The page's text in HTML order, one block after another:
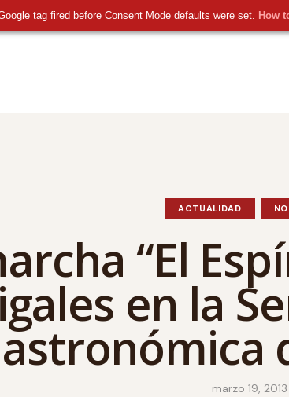
tag fired before Consent Mode defaults were set. How
ACTUALIDAD
“El
en la
marzo 19, 2013